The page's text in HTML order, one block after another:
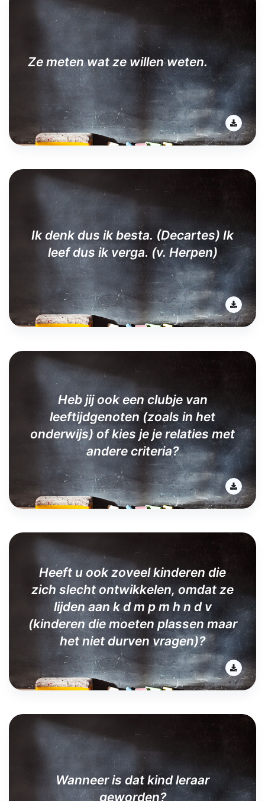
Ze meten wat ze willen weten.
Ik denk dus ik besta. (Decartes) Ik
leef dus ik verga. (v. Herpen)
Heb jij ook een clubje van
leeftijdgenoten (zoals in het
onderwijs) of kies je je relaties met
andere criteria?
Heeft u ook zoveel kinderen die
zich slecht ontwikkelen, omdat ze
lijden aan k d m p m h n d v
(kinderen die moeten plassen maar
het niet durven vragen)?
Wanneer is dat kind leraar
geworden?